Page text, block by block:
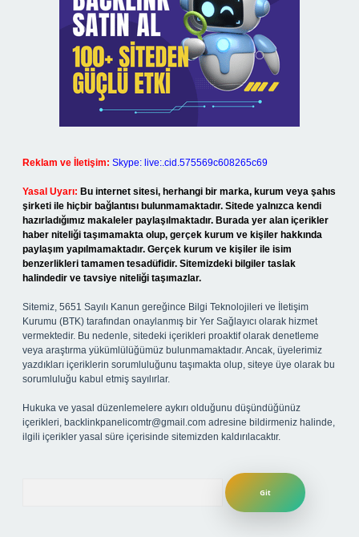
Reklam ve İletişim: Skype: live:.cid.575569c608265c69
Yasal Uyarı: Bu internet sitesi, herhangi bir marka, kurum veya şahıs
şirketi ile hiçbir bağlantısı bulunmamaktadır. Sitede yalnızca kendi
hazırladığımız makaleler paylaşılmaktadır. Burada yer alan içerikler
haber niteliği taşımamakta olup, gerçek kurum ve kişiler hakkında
paylaşım yapılmamaktadır. Gerçek kurum ve kişiler ile isim
benzerlikleri tamamen tesadüfidir. Sitemizdeki bilgiler taslak
halindedir ve tavsiye niteliği taşımazlar.
Sitemiz, 5651 Sayılı Kanun gereğince Bilgi Teknolojileri ve İletişim
Kurumu (BTK) tarafından onaylanmış bir Yer Sağlayıcı olarak hizmet
vermektedir. Bu nedenle, sitedeki içerikleri proaktif olarak denetleme
veya araştırma yükümlülüğümüz bulunmamaktadır. Ancak, üyelerimiz
yazdıkları içeriklerin sorumluluğunu taşımakta olup, siteye üye olarak bu
sorumluluğu kabul etmiş sayılırlar.
Hukuka ve yasal düzenlemelere aykırı olduğunu düşündüğünüz
içerikleri, backlinkpanelicomtr@gmail.com adresine bildirmeniz halinde,
ilgili içerikler yasal süre içerisinde sitemizden kaldırılacaktır.